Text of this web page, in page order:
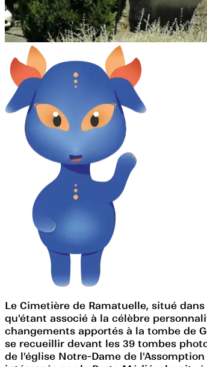
Le Cimetière de Ramatuelle, situé
qu'étant associé à la célèbre
changements apportés à la tombe de
se recueillir devant les 39 tombes
de l'église Notre-Dame de